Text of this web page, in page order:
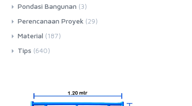
Pondasi Bangunan (3)
Perencanaan Proyek (29)
Material (187)
Tips (640)